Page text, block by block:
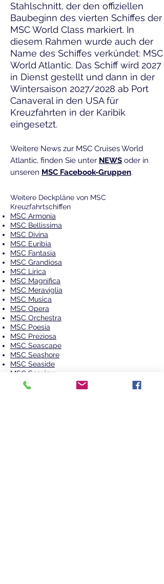
Stahlschnitt, der den offiziellen
Baubeginn des vierten Schiffes der
MSC World Class markiert. In
diesem Rahmen wurde auch der
Name des Schiffes verkündet: MSC
World Atlantic. Das Schiff wird 2027
in Dienst gestellt und dann in der
Wintersaison 2027/2028 ab Port
Canaveral in den USA für
Kreuzfahrten in der Karibik
eingesetzt.
Weitere News zur MSC Cruises World
Atlantic, finden Sie unter NEWS oder in
unseren MSC Facebook-Gruppen.
Weitere Deckpläne von MSC
Kreuzfahrtschiffen
MSC Armonia
MSC Bellissima
MSC Divina
MSC Euribia
MSC Fantasia
MSC Grandiosa
MSC Lirica
MSC Magnifica
MSC Meraviglia
MSC Musica
MSC Opera
MSC Orchestra
MSC Poesia
MSC Preziosa
MSC Seascape
MSC Seashore
MSC Seaside
MSC Seaview
MSC Sinfonia
MSC Splendida